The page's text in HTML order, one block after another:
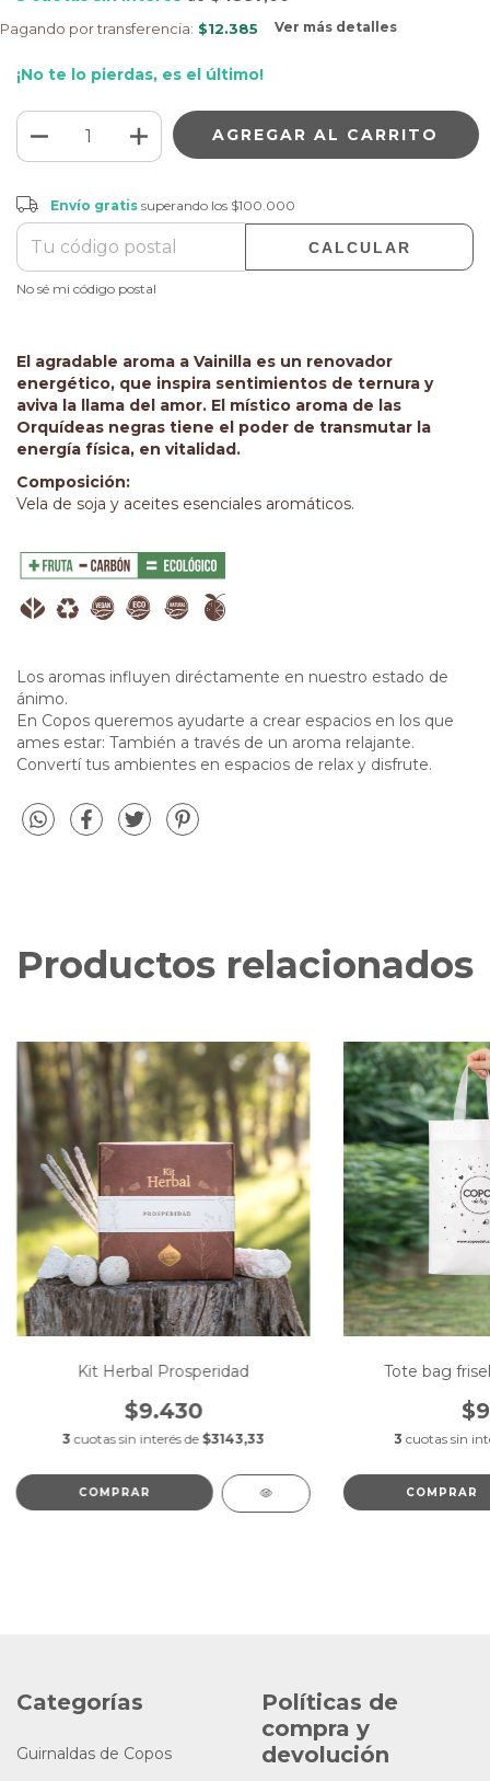
Pagando por transferencia: $12.385 Ver más detalles
¡No te lo pierdas, es el último!
Envío gratis $100.000
Entregas para el CP: CAMBIAR CP
Envío gratissuperando los $100.000
CALCULAR
No sé mi código postal
El agradable aroma a Vainilla es un renovador
energético, que inspira sentimientos de ternura y
aviva la llama del amor. El místico aroma de las
Orquídeas negras tiene el poder de transmutar la
energía física, en vitalidad.
Composición:
Vela de soja y aceites esenciales aromáticos.
Los aromas influyen diréctamente en nuestro estado de
ánimo.
En Copos queremos ayudarte a crear espacios en los que
ames estar: También a través de un aroma relajante.
Convertí tus ambientes en espacios de relax y disfrute.
Productos relacionados
Kit Herbal Prosperidad
$9.430
3 cuotas sin interés de $3143,33
Tote bag
3 cuotas sin
Categorías
Guirnaldas de Copos
Políticas de
compra y
devolución